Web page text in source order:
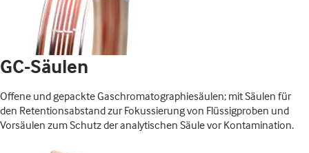
GC-Säulen
Offene und gepackte Gaschromatographiesäulen; mit Säulen für
den Retentionsabstand zur Fokussierung von Flüssigproben und
Vorsäulen zum Schutz der analytischen Säule vor Kontamination.